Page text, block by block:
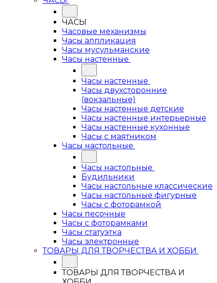
ЧАСЫ
Часовые механизмы
Часы аппликация
Часы мусульманские
Часы настенные
Часы настенные
Часы двухсторонние
(вокзальные)
Часы настенные детские
Часы настенные интерьерные
Часы настенные кухонные
Часы с маятником
Часы настольные
Часы настольные
Будильники
Часы настольные классические
Часы настольные фигурные
Часы с фоторамкой
Часы песочные
Часы с фоторамками
Часы статуэтка
Часы электронные
ТОВАРЫ ДЛЯ ТВОРЧЕСТВА И ХОББИ
ТОВАРЫ ДЛЯ ТВОРЧЕСТВА И